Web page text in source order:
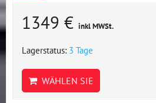
1349 € inkl MWSt.
Lagerstatus: 3 Tage
WÄHLEN SIE